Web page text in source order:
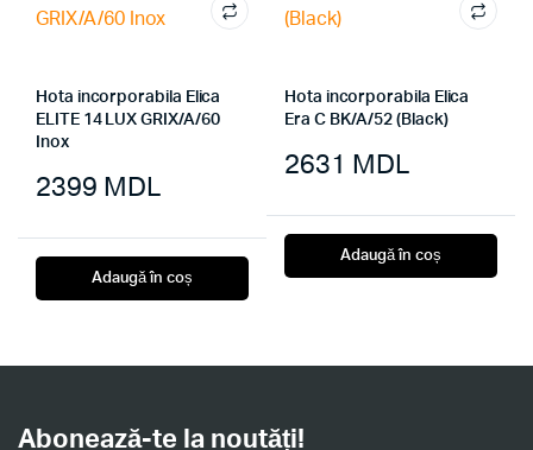
Hota incorporabila Elica
ELITE 14 LUX GRIX/A/60
Inox
2399 MDL
Adaugă în coș
Hota incorporabila Elica
Era C BK/A/52 (Black)
2631 MDL
Adaugă în coș
Abonează-te la noutăți!